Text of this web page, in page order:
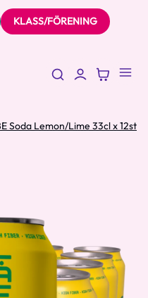
KLASS/FÖRENING
Soda Lemon/Lime 33cl x 12st